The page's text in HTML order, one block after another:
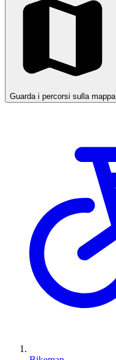
Guarda i percorsi sulla mappa